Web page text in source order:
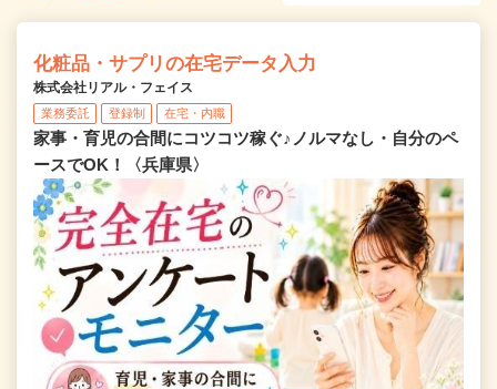
化粧品・サプリの在宅データ入力
株式会社リアル・フェイス
業務委託 登録制 在宅・内職
家事・育児の合間にコツコツ稼ぐ♪ノルマなし・自分のペ
ースでOK！〈兵庫県〉